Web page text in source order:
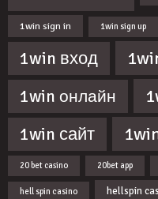
1win sign in 1win sign up
1win вход
1win онлайн
1win сайт
20 bet casino 20bet app
hell spin casino hellspin